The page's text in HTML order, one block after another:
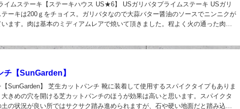
イムステーキ【ステーキハウス US★6】 USガリバタプライムステーキ USガリ
ーキは200ｇをチョイス。ガリバタなので大蒜バター醤油のソースでニンニクが
ます。肉は基本のミディアムレアで焼いて頂きました。程よく火の通った肉は
ーです。付け合わせのポテトやコー...
チ【SunGarden】
SunGarden】 芝生カットパンチ 靴に装着して使用するスパイクタイプもありま
きめの穴を開ける芝カットパンチのほうが効果は高いと思います。スパイクタ
の状況が良い所ではサクサク踏み進められますが、石や硬い地面だと踏み込め